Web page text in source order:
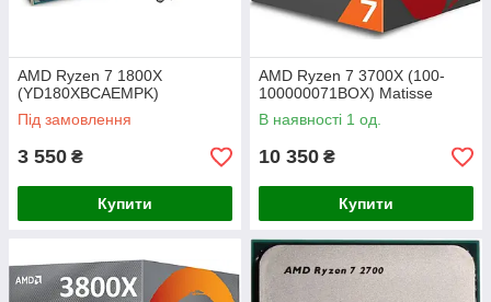
AMD Ryzen 7 1800X
(YD180XBCAEMPK)
Під замовлення
3 550 ₴
Купити
AMD Ryzen 7 3700X (100-
100000071BOX) Matisse
В наявності 1 од.
10 350 ₴
Купити